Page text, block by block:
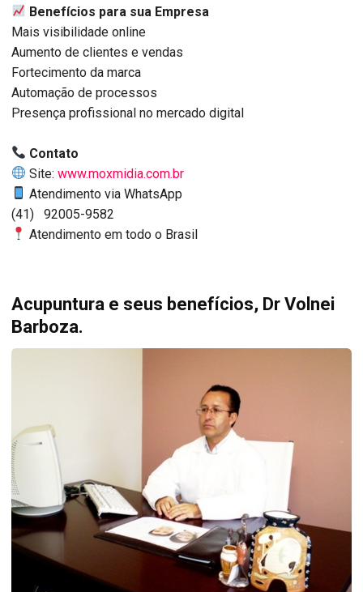
Benefícios para sua Empresa
Mais visibilidade online
Aumento de clientes e vendas
Fortecimento da marca
Automação de processos
Presença profissional no mercado digital
Contato
Site:www.moxmidia.com.br
Atendimento via WhatsApp
(41) 92005-9582
Atendimento em todo o Brasil
Acupuntura e seus benefícios, Dr Volnei
Barboza.